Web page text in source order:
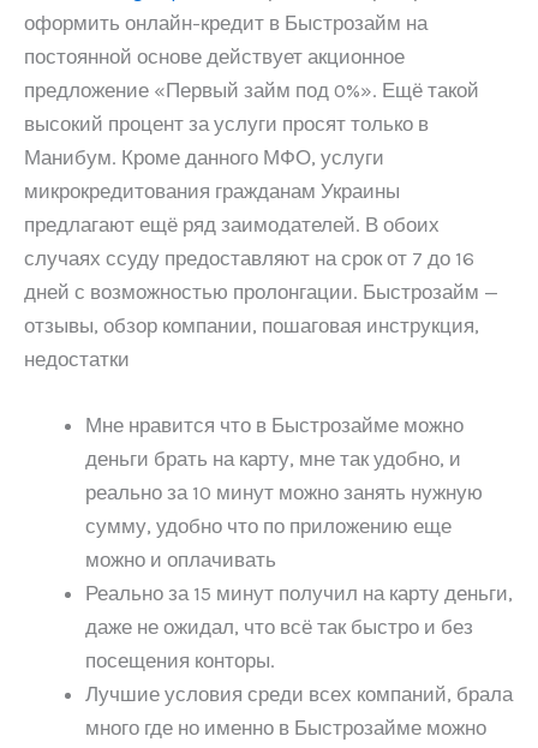
оформить онлайн-кредит в Быстрозайм на
постоянной основе действует акционное
предложение «Первый займ под 0%». Ещё такой
высокий процент за услуги просят только в
Манибум. Кроме данного МФО, услуги
микрокредитования гражданам Украины
предлагают ещё ряд заимодателей. В обоих
случаях ссуду предоставляют на срок от 7 до 16
дней с возможностью пролонгации. Быстрозайм —
отзывы, обзор компании, пошаговая инструкция,
недостатки
Мне нравится что в Быстрозайме можно
деньги брать на карту, мне так удобно, и
реально за 10 минут можно занять нужную
сумму, удобно что по приложению еще
можно и оплачивать
Реально за 15 минут получил на карту деньги,
даже не ожидал, что всё так быстро и без
посещения конторы.
Лучшие условия среди всех компаний, брала
много где но именно в Быстрозайме можно